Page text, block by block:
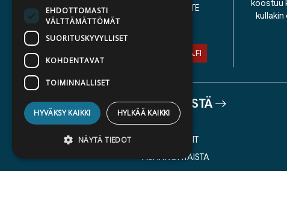
SAAVUTETTAVUUSSELOSTE
TIETOSUOJASELOSTE
ASIAKASPALVELU@STORIA.FI
koostuu
TIETOA MEISTÄ
TEKIJÄT
KATALOGIT
AJANKOHTAISTA
EHDOTTOMASTI
VÄLTTÄMÄTTÖMÄT
SUORITUSKYVYLLISET
KOHDENTAVAT
TOIMINNALLISET
HYVÄKSY KAIKKI HYLKÄÄ KAIKKI
NÄYTÄ TIEDOT